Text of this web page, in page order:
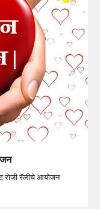
रोजी रॅलीचे आयोजन